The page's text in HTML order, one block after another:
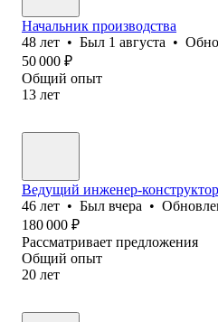
Начальник производства
48 лет • Был 1 августа •
50 000 ₽
Общий опыт
13 лет
Ведущий инженер-конструктор
46 лет • Был вчера •
180 000 ₽
Рассматривает предложения
Общий опыт
20 лет